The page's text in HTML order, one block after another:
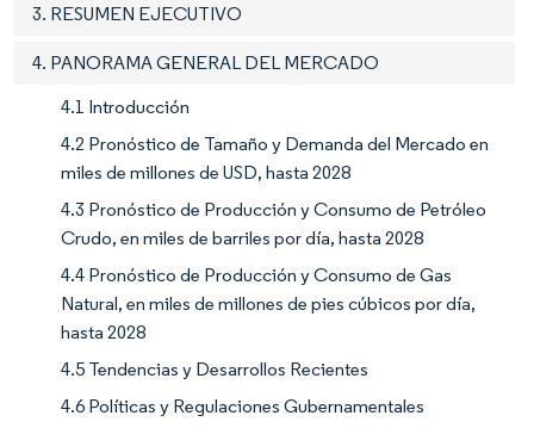
3. RESUMEN EJECUTIVO
4. PANORAMA GENERAL DEL MERCADO
4.1 Introducción
4.2 Pronóstico de Tamaño y Demanda del Mercado en
miles de millones de USD, hasta 2028
4.3 Pronóstico de Producción y Consumo de Petróleo
Crudo, en miles de barriles por día, hasta 2028
4.4 Pronóstico de Producción y Consumo de Gas
Natural, en miles de millones de pies cúbicos por día,
hasta 2028
4.5 Tendencias y Desarrollos Recientes
4.6 Políticas y Regulaciones Gubernamentales